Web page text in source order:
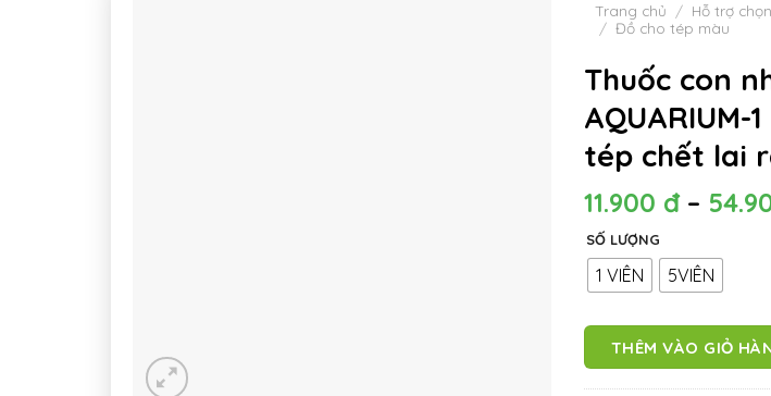
Trang chủ / Hỗ trợ
/ Đồ cho tép màu
Thuốc con
AQUARIUM-
tép chết lai
11.900 đ–
SỐ LƯỢNG
1 VIÊN 5VIÊN
THÊM VÀO GIỎ